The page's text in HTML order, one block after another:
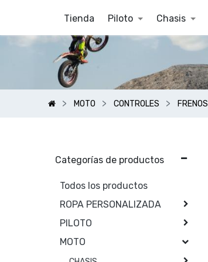
Tienda Piloto Chasis
MOTO CONTROLES FRENOS
Categorías de productos
Todos los productos
ROPA PERSONALIZADA
PILOTO
MOTO